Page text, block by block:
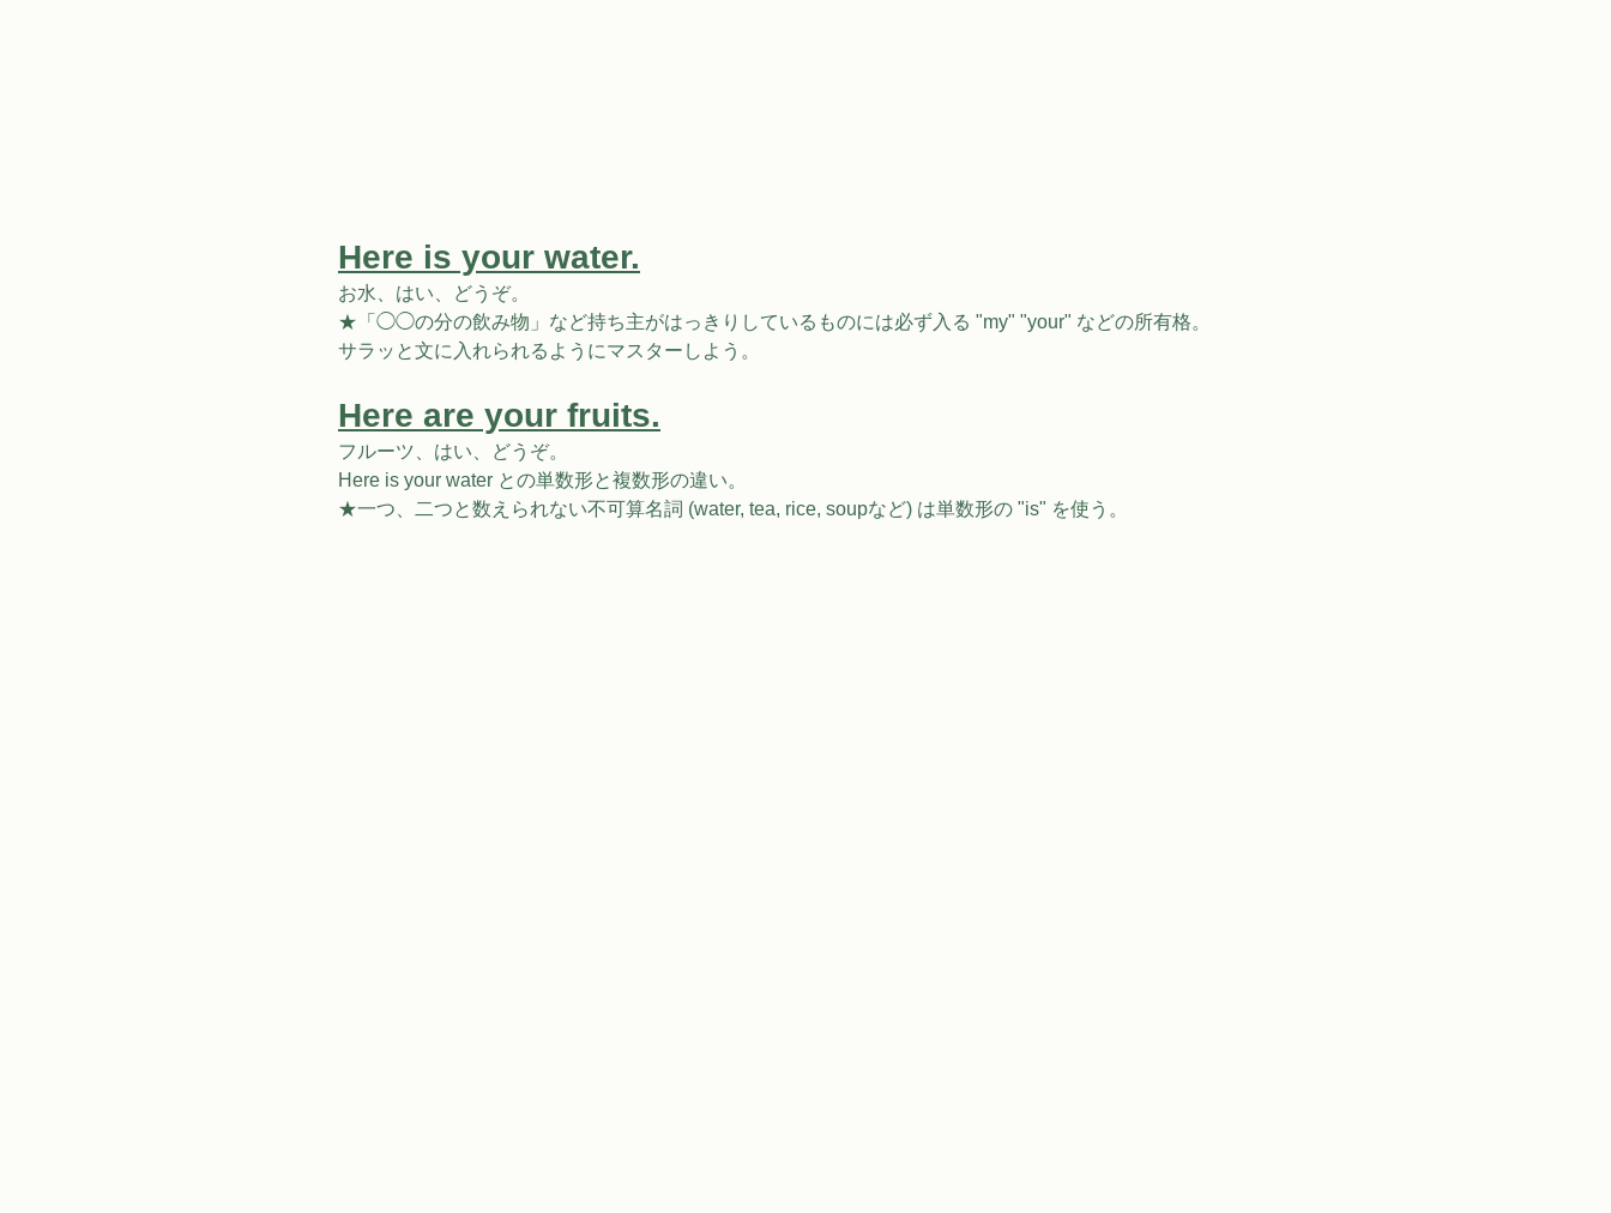
Here is your water.
お⽔、はい、どうぞ。
★「◯◯の分の飲み物」など持ち主がはっきりしているものには必ず⼊る "my" "your" などの所有格。
サラッと⽂に⼊れられるようにマスターしよう。
Here are your fruits.
フルーツ、はい、どうぞ。
Here is your water との単数形と複数形の違い。
★⼀つ、⼆つと数えられない不可算名詞 (water, tea, rice, soupなど) は単数形の "is" を使う。